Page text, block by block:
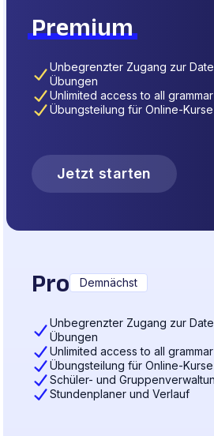
Premium
Unbegrenzter Zugang zur
Übungen
Unlimited access to all
Übungsteilung für Online-Kurse
Jetzt starten
Pro Demnächst
Unbegrenzter Zugang zur
Übungen
Unlimited access to all
Übungsteilung für Online-Kurse
Schüler- und
Stundenplaner und Verlauf